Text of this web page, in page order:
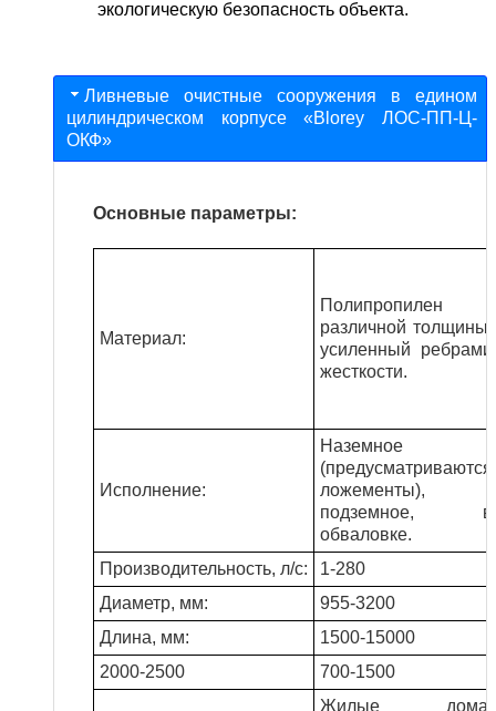
экологическую безопасность объекта.
Ливневые очистные сооружения в едином
цилиндрическом корпусе «Blorey ЛОС-ПП-Ц-
ОКФ»
Основные параметры:
Материал:
Полипропилен
различной толщины,
усиленный ребрами
жесткости.
Исполнение:
Наземное
(предусматриваются
ложементы),
подземное, в
обваловке.
Производительность, л/с:
1-280
Диаметр, мм:
955-3200
Длина, мм:
1500-15000
2000-2500
700-1500
Жилые дома,